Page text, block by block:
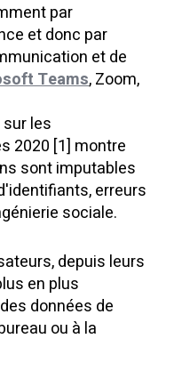
par
et donc par
et de
Teams, Zoom,
sur les
2020 [1] montre
sont imputables
erreurs
sociale.
depuis leurs
en plus
données de
ou à la